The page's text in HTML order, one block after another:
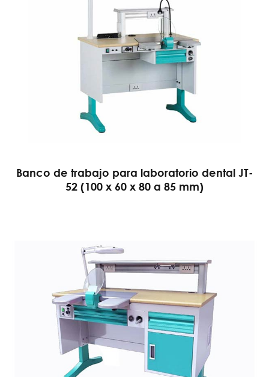
Banco de trabajo para laboratorio dental JT-
52 (100 x 60 x 80 a 85 mm)